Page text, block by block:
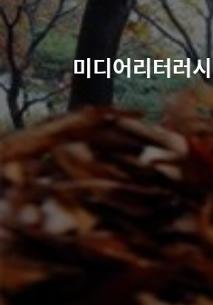
미디어리터러시